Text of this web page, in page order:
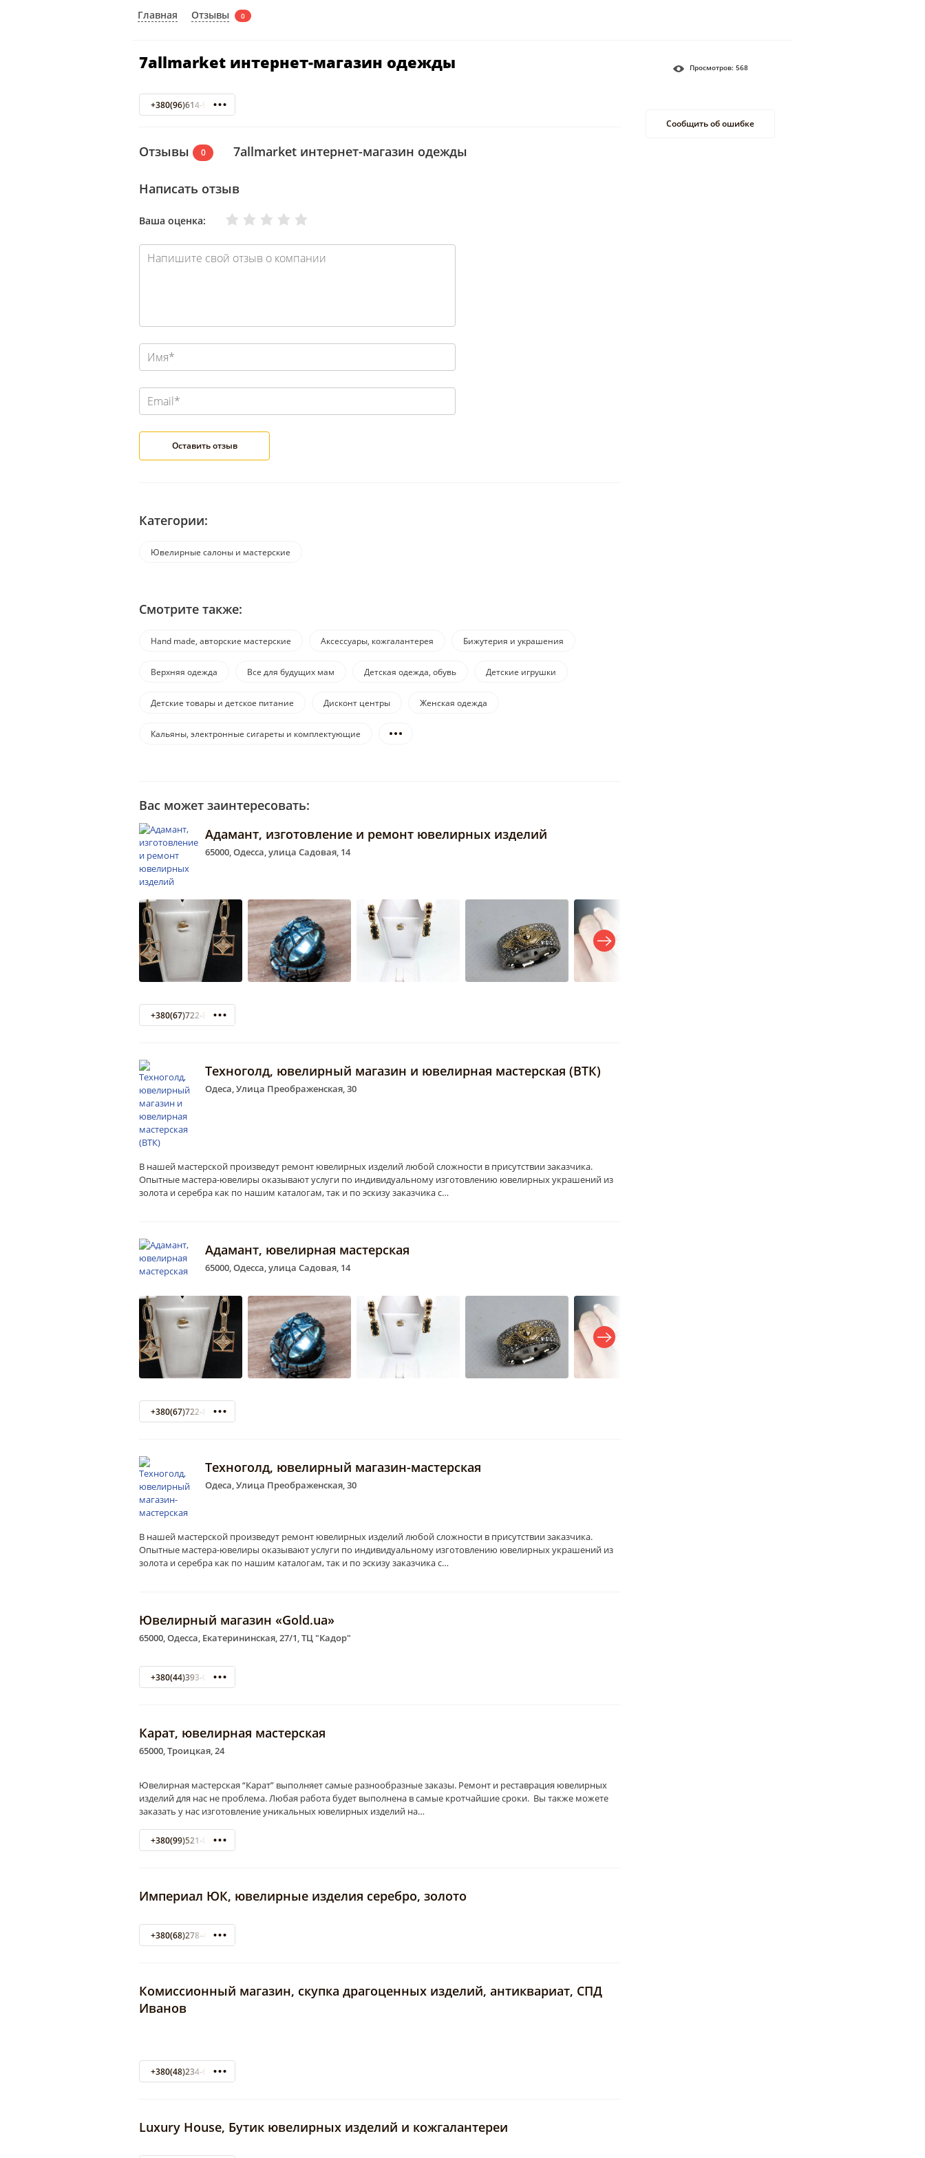
Главная Отзывы 0
7allmarket интернет-магазин одежды
+380(96)614-96-19
Отзывы 0 7allmarket интернет-магазин одежды
Написать отзыв
Ваша оценка: Отлично
Хорошо
Нормально
Плохо
Очень плохо
Категории:
Ювелирные салоны и мастерские
Смотрите также:
Hand made, авторские мастерские Аксессуары, кожгалантерея Бижутерия и украшения
Верхняя одежда Все для будущих мам Детская одежда, обувь Детские игрушки
Детские товары и детское питание Дисконт центры Женская одежда
Кальяны, электронные сигареты и комплектующие
Вас может заинтересовать:
Адамант, изготовление и ремонт ювелирных изделий
65000, Одесса, улица Садовая, 14
+380(67)722-81-52
Техноголд, ювелирный магазин и ювелирная мастерская (ВТК)
Одеса, Улица Преображенская, 30
В нашей мастерской произведут ремонт ювелирных изделий любой сложности в присутствии заказчика.
Опытные мастера-ювелиры оказывают услуги по индивидуальному изготовлению ювелирных украшений из
золота и серебра как по нашим каталогам, так и по эскизу заказчика с…
Адамант, ювелирная мастерская
65000, Одесса, улица Садовая, 14
+380(67)722-81-52
Техноголд, ювелирный магазин-мастерская
Одеса, Улица Преображенская, 30
В нашей мастерской произведут ремонт ювелирных изделий любой сложности в присутствии заказчика.
Опытные мастера-ювелиры оказывают услуги по индивидуальному изготовлению ювелирных украшений из
золота и серебра как по нашим каталогам, так и по эскизу заказчика с…
Ювелирный магазин «Gold.ua»
65000, Одесса, Екатерининская, 27/1, ТЦ "Кадор"
+380(44)393-08-10
Карат, ювелирная мастерская
65000, Троицкая, 24
Ювелирная мастерская “Карат” выполняет самые разнообразные заказы. Ремонт и реставрация ювелирных
изделий для нас не проблема. Любая работа будет выполнена в самые кротчайшие сроки. Вы также можете
заказать у нас изготовление уникальных ювелирных изделий на…
+380(99)521-01-00
Империал ЮК, ювелирные изделия серебро, золото
+380(68)278-40-48
Комиссионный магазин, скупка драгоценных изделий, антиквариат, СПД
Иванов
+380(48)234-69-11
Luxury House, Бутик ювелирных изделий и кожгалантереи
Просмотров: 568
Сообщить об ошибке